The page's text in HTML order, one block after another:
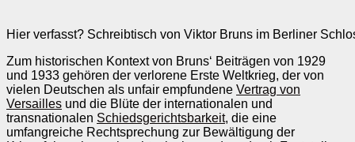
Hier verfasst? Schreibtisch von Viktor Bruns im Berliner
Zum historischen Kontext von Bruns‘ Beiträgen von 1929
und 1933 gehören der verlorene Erste Weltkrieg, der von
vielen Deutschen als unfair empfundene Vertrag von
Versailles und die Blüte der internationalen und
transnationalen Schiedsgerichtsbarkeit, die eine
umfangreiche Rechtsprechung zur Bewältigung der